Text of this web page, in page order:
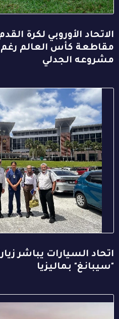
الاتحاد الأوروبي لكرة
مقاطعة كأس العالم رغم
مشروعه الجدلي
اتحاد السيارات يباشر
"سيبانغ" بماليزيا